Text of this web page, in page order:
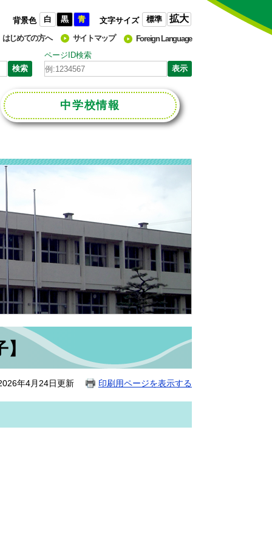
背景色 白 黒 青 文字サイズ 標準 拡大
はじめての方へ サイトマップ
Foreign Language
ページID検索
中学校情報
年4月24日更新 印刷用ページを表示する